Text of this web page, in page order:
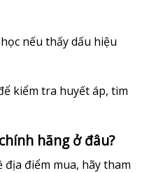
nếu thấy dấu hiệu
kiểm tra huyết áp, tim
hãng ở đâu?
điểm mua, hãy tham